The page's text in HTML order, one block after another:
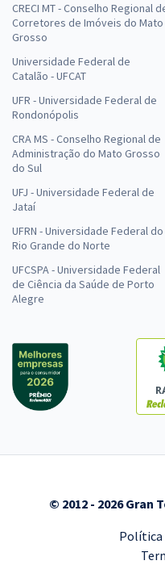
CRECI MT - Conselho Regional
Corretores de Imóveis do Mato
Grosso
Universidade Federal de
Catalão - UFCAT
UFR - Universidade Federal de
Rondonópolis
CRA MS - Conselho Regional de
Administração do Mato Grosso
do Sul
UFJ - Universidade Federal de
Jataí
UFRN - Universidade Federal do
Rio Grande do Norte
UFCSPA - Universidade Federal
de Ciência da Saúde de Porto
Alegre
© 2012 - 2026 Gran
Política